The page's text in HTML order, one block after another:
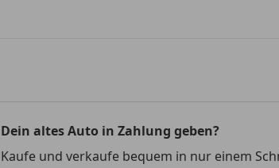
Dein altes Auto in Zahlung geben?
Kaufe und verkaufe bequem in nur einem